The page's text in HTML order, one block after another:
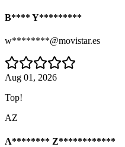
B**** Y*********
w********@movistar.es
Aug 01, 2026
Top!
AZ
A******** Z************